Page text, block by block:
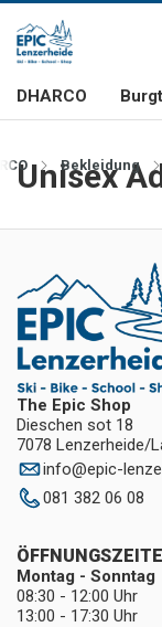
DHARCO
Bekleidung
Unisex
The Epic Shop
Dieschen sot 18
7078 Lenzerheide/
info@epic-
081 382 06 08
Montag - Sonntag
08:30 - 12:00 Uhr
13:00 - 17:30 Uhr